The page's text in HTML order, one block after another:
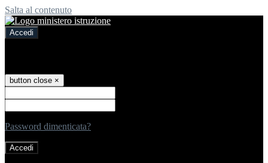
Salta al contenuto
Accedi
button close ×
Password dimenticata?